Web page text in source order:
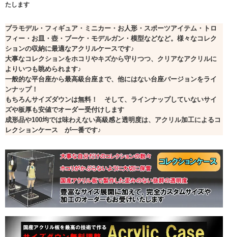
たします
プラモデル・フィギュア・ミニカー・お人形・スポーツアイテム・トロ
フィー・お皿・壺・ブーケ・モデルガン・模型などなど。様々なコレク
ションの収納に最適なアクリルケースです♪
大事なコレクションをホコリやキズから守りつつ、クリアなアクリルに
よりいつも眺められます♪
一般的な平台座から最高級台座まで、他にはない台座バージョンをライ
ンナップ！
もちろんサイズダウンは無料！ そして、ラインナップしていないサイ
ズや板厚も安値でオーダー受付けします
成形品や100均では味わえない高級感と透明度は、アクリル加工によるコ
レクションケース が一番です♪